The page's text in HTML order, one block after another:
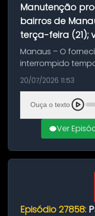
Manutenção
bairros de
terça-feira (21);
Manaus – O
interrompido
sete bairros de
A suspensão
execução de
20/07/2026 11:53
Ouça o texto
Ver
Episódio 27858: